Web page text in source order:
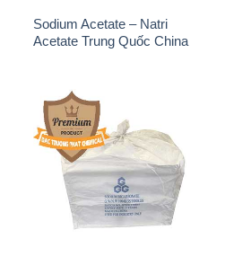
Sodium Acetate – Natri
Acetate Trung Quốc China